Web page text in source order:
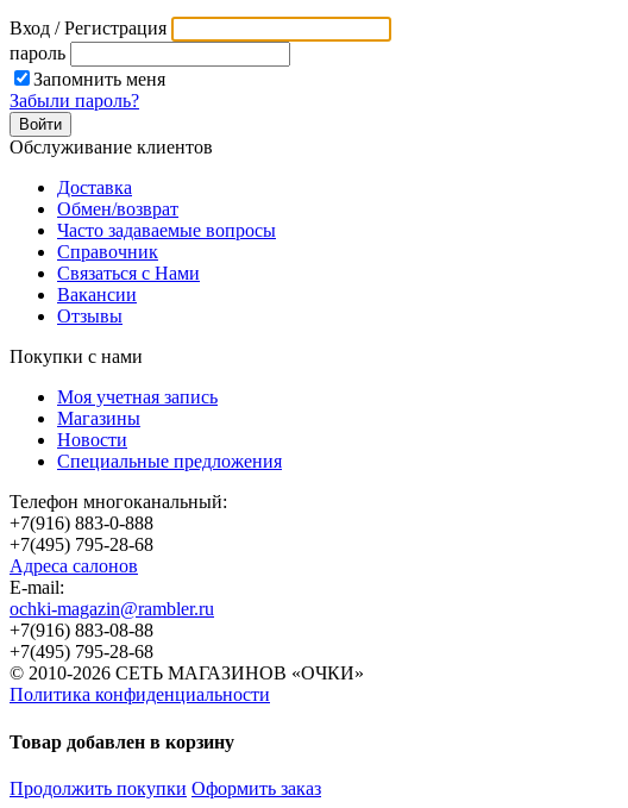
Вход / Регистрация
пароль
Запомнить меня
Забыли пароль?
Обслуживание клиентов
Доставка
Обмен/возврат
Часто задаваемые вопросы
Справочник
Связаться с Нами
Вакансии
Отзывы
Покупки с нами
Моя учетная запись
Магазины
Новости
Специальные предложения
Телефон многоканальный:
+7(916) 883-0-888
+7(495) 795-28-68
Адреса салонов
Е-mail:
ochki-magazin@rambler.ru
+7(916) 883-08-88
+7(495) 795-28-68
© 2010-2026 СЕТЬ МАГАЗИНОВ «ОЧКИ»
Политика конфиденциальности
Товар добавлен в корзину
Продолжить покупки Оформить заказ